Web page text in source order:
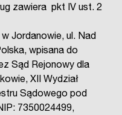
zawiera pkt IV ust. 2
Jordanowie, ul. Nad
wpisana do
Sąd Rejonowy dla
XII Wydział
Sądowego pod
7350024499,